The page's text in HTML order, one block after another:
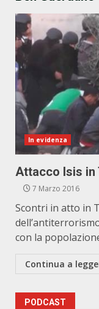
In evidenza
Attacco Isis in
7 Marzo 2016
Scontri in atto in
con la
Continua a
PODCAST